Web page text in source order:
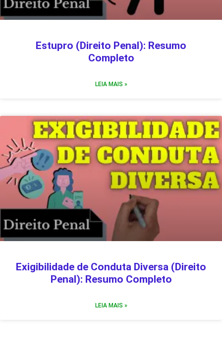
Estupro (Direito Penal): Resumo
Completo
LEIA MAIS »
Exigibilidade de Conduta Diversa (Direito
Penal): Resumo Completo
LEIA MAIS »